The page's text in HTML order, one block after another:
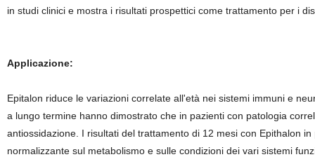
in studi clinici e mostra i risultati prospettici come trattamento per i
Applicazione:
Epitalon riduce le variazioni correlate all'età nei sistemi immuni e
a lungo termine hanno dimostrato che in pazienti con patologia
antiossidazione. I risultati del trattamento di 12 mesi con Epithalon
normalizzante sul metabolismo e sulle condizioni dei vari sistemi